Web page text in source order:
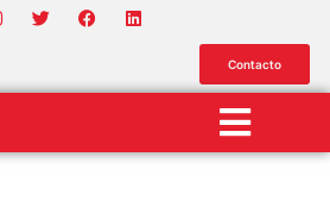
Contacto